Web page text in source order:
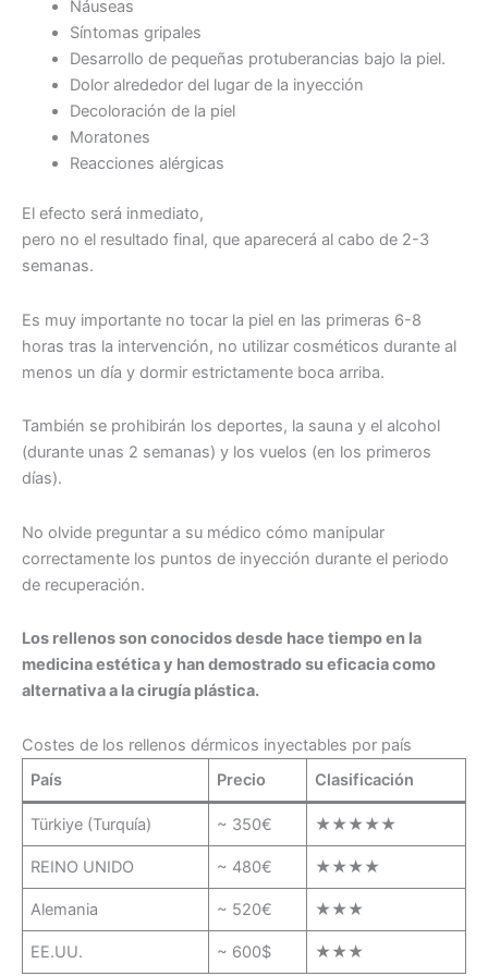
Náuseas
Síntomas gripales
Desarrollo de pequeñas protuberancias bajo la piel.
Dolor alrededor del lugar de la inyección
Decoloración de la piel
Moratones
Reacciones alérgicas
El efecto será inmediato,
pero no el resultado final, que aparecerá al cabo de 2-3
semanas.
Es muy importante no tocar la piel en las primeras 6-8
horas tras la intervención, no utilizar cosméticos durante al
menos un día y dormir estrictamente boca arriba.
También se prohibirán los deportes, la sauna y el alcohol
(durante unas 2 semanas) y los vuelos (en los primeros
días).
No olvide preguntar a su médico cómo manipular
correctamente los puntos de inyección durante el periodo
de recuperación.
Los rellenos son conocidos desde hace tiempo en la
medicina estética y han demostrado su eficacia como
alternativa a la cirugía plástica.
Costes de los rellenos dérmicos inyectables por país
País
Precio Clasificación
Türkiye (Turquía) ~ 350€ ★★★★★
REINO UNIDO ~ 480€ ★★★★
Alemania ~ 520€ ★★★
EE.UU. ~ 600$ ★★★